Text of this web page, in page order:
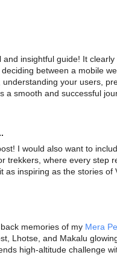
and insightful guide! It
between a mobile
understanding your users,
a smooth and successful
I would also want to
trekkers, where every step
as inspiring as the stories of
memories of my Mera
Lhotse, and Makalu
high-altitude challenge